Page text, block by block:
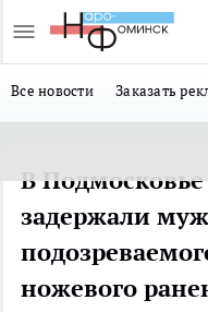
Все новости Заказать
В
задержали
ножевого